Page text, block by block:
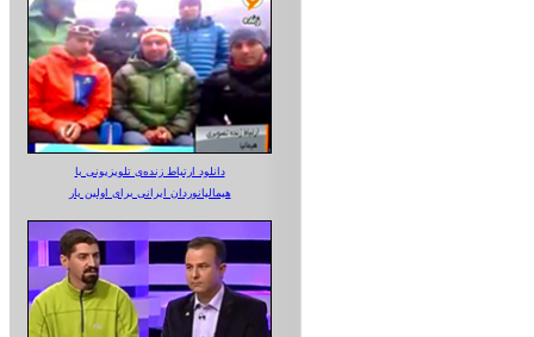
دانلود ارتباط زنده‌ی تلویزیونی‌ با
هیمالیانوردان ایرانی برای اولین بار